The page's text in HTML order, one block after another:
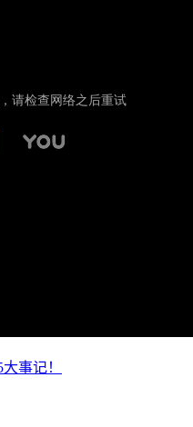
事记！